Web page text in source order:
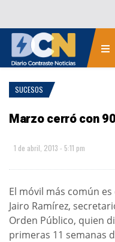
SUCESOS
Marzo cerró con
1 de abril, 2013 - 5:11 pm
El móvil más común
Jairo Ramírez,
Orden Público, quien
primeras 11 semanas